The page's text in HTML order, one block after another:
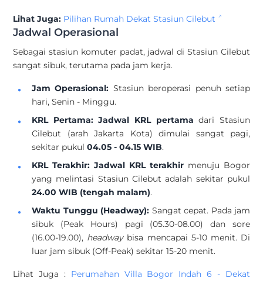
Lihat Juga: Pilihan Rumah Dekat Stasiun Cilebut
Jadwal Operasional
Sebagai stasiun komuter padat, jadwal di Stasiun Cilebut
sangat sibuk, terutama pada jam kerja.
Jam Operasional: Stasiun beroperasi penuh setiap
hari, Senin - Minggu.
KRL Pertama: Jadwal KRL pertama dari Stasiun
Cilebut (arah Jakarta Kota) dimulai sangat pagi,
sekitar pukul 04.05 - 04.15 WIB.
KRL Terakhir: Jadwal KRL terakhir menuju Bogor
yang melintasi Stasiun Cilebut adalah sekitar pukul
24.00 WIB (tengah malam).
Waktu Tunggu (Headway): Sangat cepat. Pada jam
sibuk (Peak Hours) pagi (05.30-08.00) dan sore
(16.00-19.00), headwaybisa mencapai 5-10 menit. Di
luar jam sibuk (Off-Peak) sekitar 15-20 menit.
Lihat Juga : Perumahan Villa Bogor Indah 6 - Dekat